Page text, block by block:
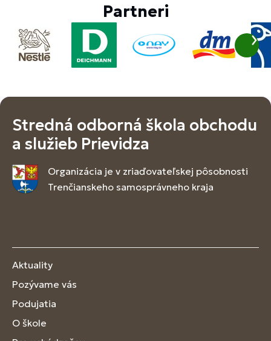
Partneri
Stredná odborná škola obchodu
a služieb Prievidza
Organizácia je v zriaďovateľskej pôsobnosti
Trenčianskeho samosprávneho kraja
Aktuality
Pozývame vás
Podujatia
O škole